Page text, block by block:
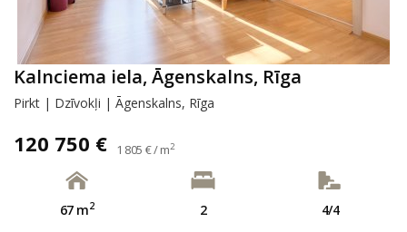
Kalnciema iela, Āgenskalns, Rīga
Pirkt | Dzīvokļi | Āgenskalns, Rīga
120 750 € 1 805 € / m2
67 m2 2 4/4